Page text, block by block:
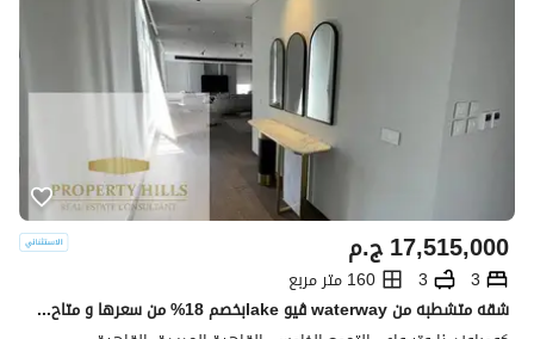
ج.م17,515,000
3
3
160 متر مربع
شقه متشطبه من waterway ڤيو lakeبخصم 18% من سعرها و متاح التقسيط